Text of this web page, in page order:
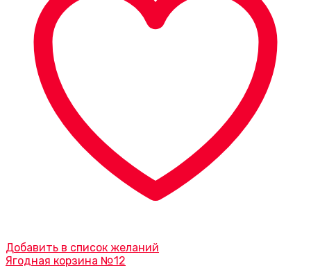
Добавить в список желаний
Ягодная корзина №12